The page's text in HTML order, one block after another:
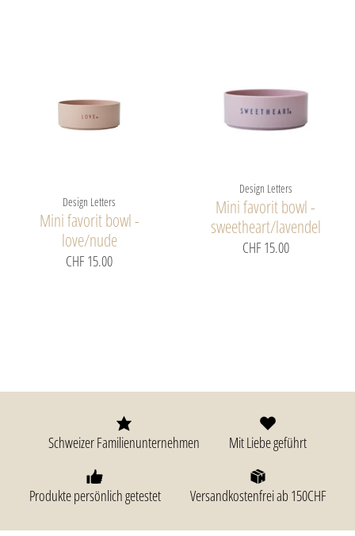
Design Letters
Mini favorit bowl -
love/nude
CHF 15.00
Design Letters
Mini favorit bowl -
sweetheart/lavendel
CHF 15.00
Schweizer Familienunternehmen Mit Liebe geführt
Produkte persönlich getestet Versandkostenfrei ab 150CHF